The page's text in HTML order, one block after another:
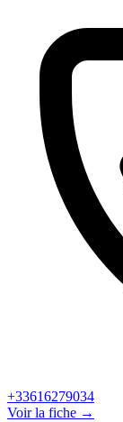
+33616279034
Voir la fiche →